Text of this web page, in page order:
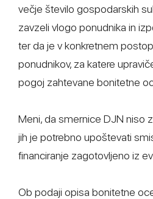
večje število gospodarskih
zavzeli vlogo ponudnika in
ter da je v konkretnem
ponudnikov, za katere
pogoj zahtevane bonitetne
Meni, da smernice DJN niso
jih je potrebno upoštevati
financiranje zagotovljeno iz
Ob podaji opisa bonitetne